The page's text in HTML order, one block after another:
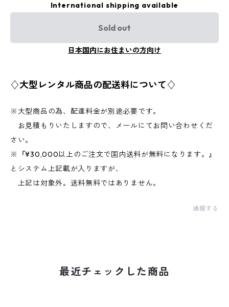
International shipping available
Sold out
日本国内にお住まいの方向け
♢大型レンタル商品の配送料について♢
※大型商品の為、配達料金が別途必要です。
お見積もりいたしますので、メールにてお問い合わせくだ
さい。
※『¥30,000以上のご注文で国内送料が無料になります。』
とシステム上記載が入りますが、
上記は対象外。送料無料ではありません。
通報する
最近チェックした商品